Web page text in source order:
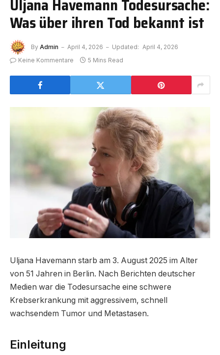
Uljana Havemann Todesursache:
Was über ihren Tod bekannt ist
By Admin April 4, 2026 Updated: April 4, 2026
Keine Kommentare
5 Mins Read
Uljana Havemann starb am 3. August 2025 im Alter
von 51 Jahren in Berlin. Nach Berichten deutscher
Medien war die Todesursache eine schwere
Krebserkrankung mit aggressivem, schnell
wachsendem Tumor und Metastasen.
Einleitung